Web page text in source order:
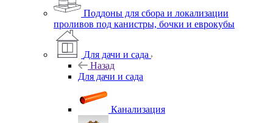
Поддоны для сбора и локализации
проливов под канистры, бочки и еврокубы
Для дачи и сада
Назад
Для дачи и сада
Канализация